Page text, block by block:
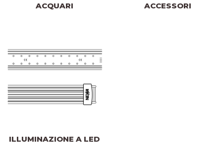
ACQUARI ACCESSORI
ILLUMINAZIONE A LED